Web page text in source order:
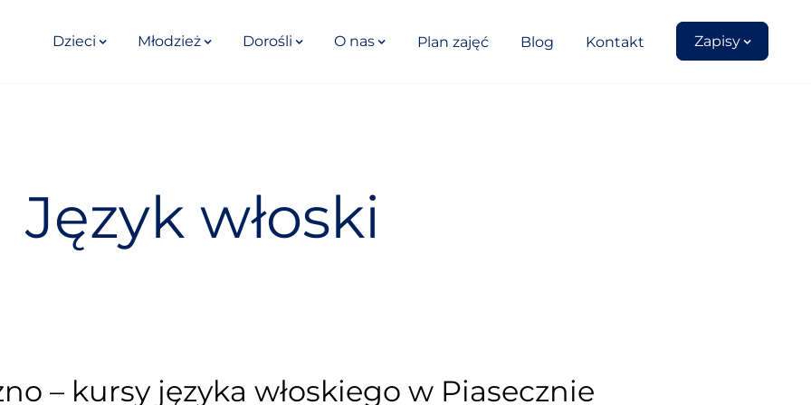
Dzieci Młodzież Dorośli O nas Plan zajęć Blog Kontakt Zapisy
Język włoski
– kursy języka włoskiego w Piasecznie